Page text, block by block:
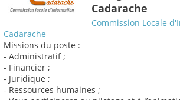
Cadarache
Commission Locale
Cadarache
Missions du poste :
- Administratif ;
- Financier ;
- Juridique ;
- Ressources humaines ;